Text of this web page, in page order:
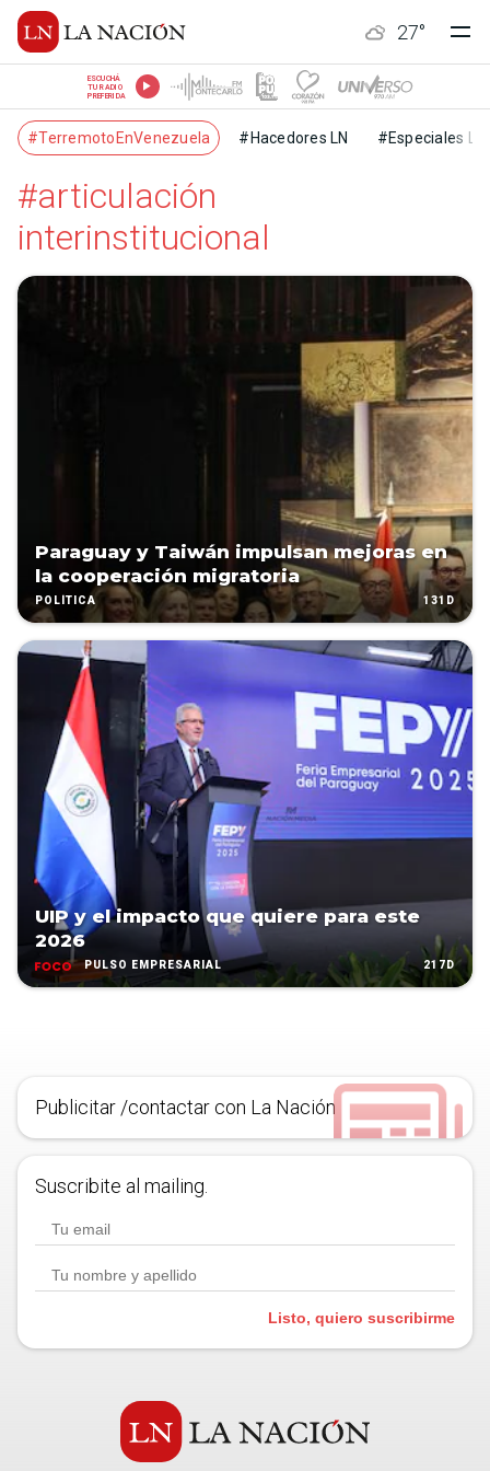
27°
ESCUCHÁ
TU RADIO
PREFERIDA
#TerremotoEnVenezuela #Hacedores LN #Especiales LN
#articulación
interinstitucional
Paraguay y Taiwán impulsan mejoras en
la cooperación migratoria
POLÍTICA 131D
UIP y el impacto que quiere para este
2026
PULSO EMPRESARIAL 217D
Publicitar /contactar con La Nación
Suscribite al mailing.
Listo, quiero suscribirme